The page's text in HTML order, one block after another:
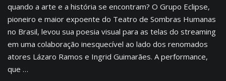
quando a arte e a história se encontram? O Grupo Eclipse,
pioneiro e maior expoente do Teatro de Sombras Humanas
no Brasil, levou sua poesia visual para as telas do streaming
em uma colaboração inesquecível ao lado dos renomados
atores Lázaro Ramos e Ingrid Guimarães. A performance,
que …